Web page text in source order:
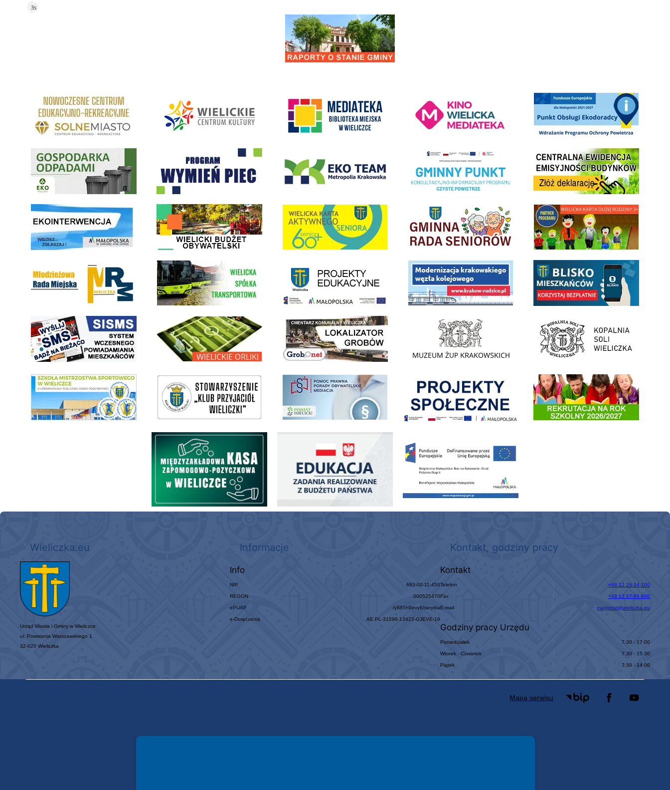
1s
Raporty o stanie Gminy Wieliczka
link do strony Centrum Edukacyjno Rekreacyjne Punkt Obsługi Ekodoradcy Wieliczka
Gospodarka odpadami na terenie Miasta i Gminy Wieliczka Realizacja Programu Czyste Powietrze w Gminie WieliczkaCentrala Ewidencja Emisyjności Budynków - złóż
link do strony ekointerwencja dot.- powietrza link do strony - Wielicki Budżet Obywatelski link do strony Wielicka Karta Aktywnego Seniora link do strony Gminnej Rady Seniorow - Wieliczka link do strony - Wielicka Karta Dużej Rodziny
link do strony Wielickiej Spółki Transportowej link do strony - projekty edukacyjne dofinansowane z Europejskiego Funduszu Społecznego
link do opisu projektu budowy linii kolejowej Krakow Rudzicelink do opisu aplikacji - BLISKO, Gmina Wieliczka w
link do strony systemu wczesnego ostrzegania mieszkańców SISMSlink do opisu projektu Wielickie Orliki link do lokalizatora grobów na wielickim cmentarzu - grobnetlink do strony - Muzeum Żup Krakowskich Wieliczka link do strony Kopalni Soli Wieliczka
link do SMS Wieliczka wieliczka-wieliczanie na bis pomoc prawna wieliczka Informacja o terminach rekrutacji na rok szkolny 2026/
Międzyzakładowa Kasa Zapomogowo - Pożyczkowa
Zakup fabrycznie nowego, średniego samochodu ratowniczo-gaśniczego z napędem 4x4 dla OSP Kokotów
Wieliczka.eu
Urząd Miasta i Gminy w Wieliczce
ul. Powstania Warszawskiego 1
32-020 Wieliczka
Informacje
Info
NIP 683-00-11-450
REGON 000525470
ePUAP /y885h0evy6/skrytka
e-Doręczenia AE:PL-31596-13423-GJEVE-19
Kontakt, godziny pracy
Kontakt
Telefon +48 12 26-34-100
Fax +48 12 27-86-860
E-mail magistrat@wieliczka.eu
Godziny pracy Urzędu
Poniedziałek 7:30 - 17:00
Wtorek - Czwartek 7:30 - 15:30
Piątek 7:30 - 14:00
Mapa serwisu
Spełniamy standardy WCAG 2.2
Spełniamy standardy W3C